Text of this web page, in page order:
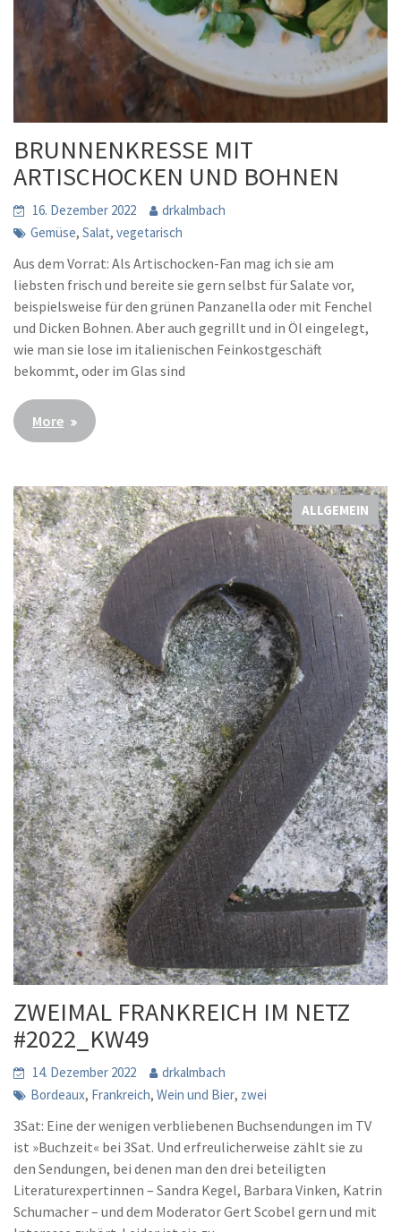
BRUNNENKRESSE MIT
ARTISCHOCKEN UND BOHNEN
16. Dezember 2022
drkalmbach
Gemüse,Salat,vegetarisch
Aus dem Vorrat: Als Artischocken-Fan mag ich sie am
liebsten frisch und bereite sie gern selbst für Salate vor,
beispielsweise für den grünen Panzanella oder mit Fenchel
und Dicken Bohnen. Aber auch gegrillt und in Öl eingelegt,
wie man sie lose im italienischen Feinkostgeschäft
bekommt, oder im Glas sind
More
ALLGEMEIN
ZWEIMAL FRANKREICH IM NETZ
#2022_KW49
14. Dezember 2022
drkalmbach
Bordeaux, Frankreich,Wein und Bier, zwei
3Sat: Eine der wenigen verbliebenen Buchsendungen im TV
ist »Buchzeit« bei 3Sat. Und erfreulicherweise zählt sie zu
den Sendungen, bei denen man den drei beteiligten
Literaturexpertinnen – Sandra Kegel, Barbara Vinken, Katrin
Schumacher – und dem Moderator Gert Scobel gern und mit